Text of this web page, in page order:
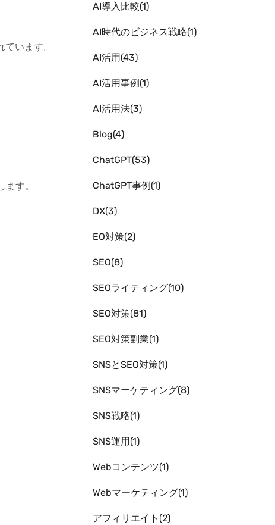
います。
す。
AI導入比較 1
AI時代のビジネス戦略 1
AI活用 43
AI活用事例 1
AI活用法 3
Blog 4
ChatGPT 53
ChatGPT事例 1
DX 3
EO対策 2
SEO 8
SEOライティング 10
SEO対策 81
SEO対策副業 1
SNSとSEO対策 1
SNSマーケティング 8
SNS戦略 1
SNS運用 1
Webコンテンツ 1
Webマーケティング 1
アフィリエイト 2